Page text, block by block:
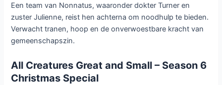
Een team van Nonnatus, waaronder dokter Turner en
zuster Julienne, reist hen achterna om noodhulp te bieden.
Verwacht tranen, hoop en de onverwoestbare kracht van
gemeenschapszin.
All Creatures Great and Small – Season 6
Christmas Special